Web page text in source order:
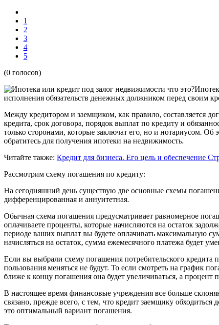
1
2
3
4
5
(0 голосов)
исполнения обязательств денежных должником перед своим
Между кредитором и заемщиком, как правило, составляется
кредита, срок договора, порядок выплат по кредиту и
только сторонами, которые заключат его, но и нотариусом.
обратитесь для получения ипотеки на недвижимость.
Читайте также: Кредит для бизнеса. Его цель и обеспечение
Рассмотрим схему погашения по кредиту:
На сегодняшний день существую две основные схемы
дифференцированная и аннуитетная.
Обычная схема погашения предусматривает равномерное
оплачиваете проценты, которые начисляются на остаток
периоде ваших выплат вы будете оплачивать максимальную
начисляться на остаток, сумма ежемесячного платежа будет
Если вы выбрали схему погашения потребительского кредита
пользования меняться не будут. То если смотреть на график
ближе к концу погашения она будет увеличиваться, а процент
В настоящее время финансовые учреждения все больше
связано, прежде всего, с тем, что кредит заемщику
это оптимальный вариант погашения.